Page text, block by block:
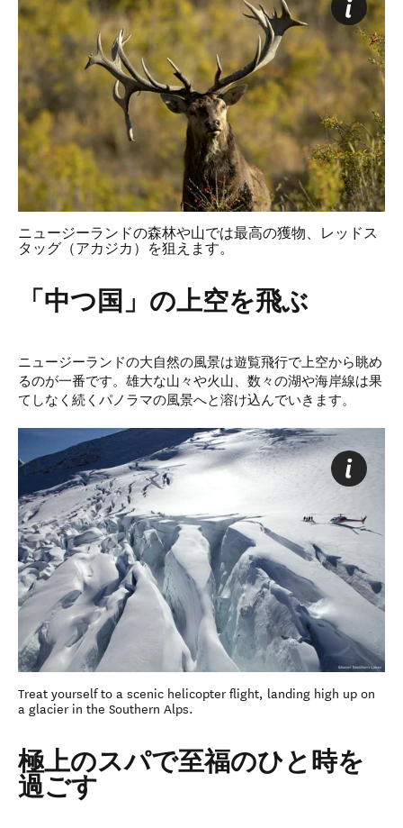
ニュージーランドの森林や山では最高の獲物、レッドス
タッグ（アカジカ）を狙えます。
「中つ国」の上空を飛ぶ
ニュージーランドの大自然の風景は遊覧飛行で上空から眺め
るのが一番です。雄大な山々や火山、数々の湖や海岸線は果
てしなく続くパノラマの風景へと溶け込んでいきます。
Treat yourself to a scenic helicopter flight, landing high up on
a glacier in the Southern Alps.
極上のスパで至福のひと時を
過ごす